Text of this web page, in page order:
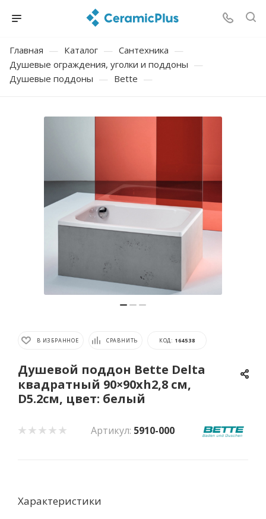
Главная — Каталог — Сантехника —
Душевые ограждения, уголки и поддоны —
Душевые поддоны — Bette —
В ИЗБРАННОЕ СРАВНИТЬ КОД: 164538
Душевой поддон Bette Delta
квадратный 90×90хh2,8 см,
D5.2см, цвет: белый
Артикул: 5910-000
Характеристики